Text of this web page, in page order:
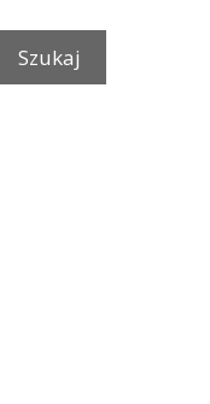
Szukaj